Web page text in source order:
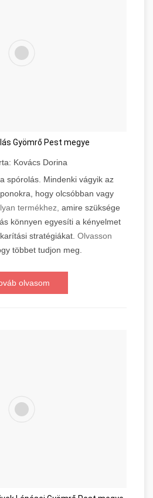
Gyömrő Pest megye
Kovács Dorina
spórolás. Mindenki vágyik az
hogy olcsóbban vagy
termékhez, amire szüksége
könnyen egyesíti a kényelmet
stratégiákat. Olvasson
többet tudjon meg.
olvasom